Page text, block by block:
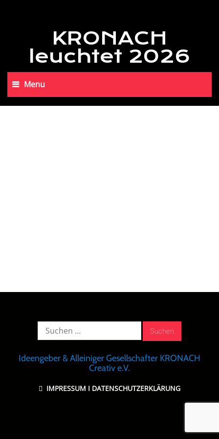
KRONACH
leuchtet 2026
Menu
Suche
Ideengeber & Alleiniger Gesellschafter KRONACH
Creativ e.V.
IMPRESSUM I DATENSCHUTZERKLÄRUNG